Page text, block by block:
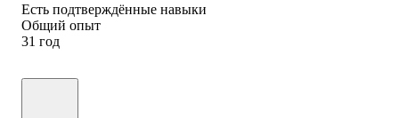
Есть подтверждённые навыки
Общий опыт
31 год